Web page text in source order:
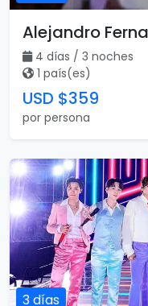
Alejandro
4 días / 3 noches
1 país(es)
USD $359
por persona
3 días